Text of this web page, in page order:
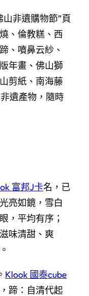
非遺購物節”頁
、倫教糕、西
、噴鼻云紗、
年畫、佛山獅
剪紙、南海藤
遺產物，隨時
富邦J卡名，已
亮如鏡，雪白
，平均有序；
味清甜、爽
Klook 國泰cube
蹄：自清代起